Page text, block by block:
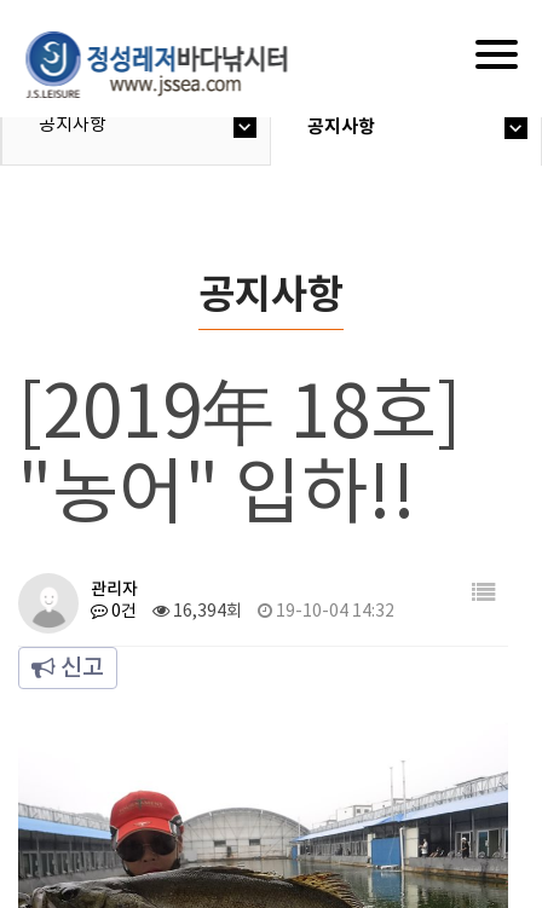
공지사항 공지사항
공지사항
[2019年 18호]
"농어" 입하!!
관리자
0건 16,394회 19-10-04 14:32
신고